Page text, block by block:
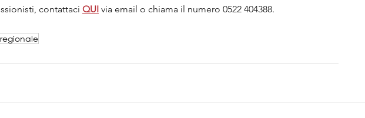
contattaci QUI via email o chiama il numero 0522 404388.